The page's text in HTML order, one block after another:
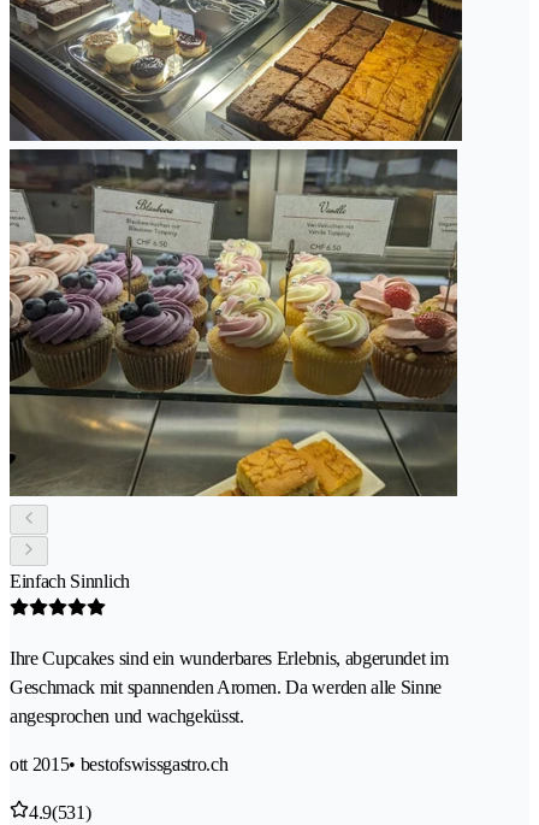
Einfach Sinnlich
Ihre Cupcakes sind ein wunderbares Erlebnis, abgerundet im
Geschmack mit spannenden Aromen. Da werden alle Sinne
angesprochen und wachgeküsst.
ott 2015• bestofswissgastro.ch
4.9(531)